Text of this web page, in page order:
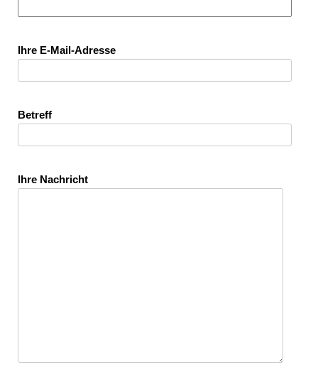
Ihre E-Mail-Adresse
Betreff
Ihre Nachricht